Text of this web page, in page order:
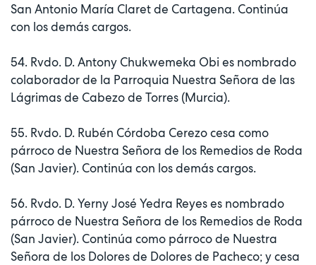
San Antonio María Claret de Cartagena. Continúa
con los demás cargos.
54. Rvdo. D. Antony Chukwemeka Obi es nombrado
colaborador de la Parroquia Nuestra Señora de las
Lágrimas de Cabezo de Torres (Murcia).
55. Rvdo. D. Rubén Córdoba Cerezo cesa como
párroco de Nuestra Señora de los Remedios de Roda
(San Javier). Continúa con los demás cargos.
56. Rvdo. D. Yerny José Yedra Reyes es nombrado
párroco de Nuestra Señora de los Remedios de Roda
(San Javier). Continúa como párroco de Nuestra
Señora de los Dolores de Dolores de Pacheco; y cesa